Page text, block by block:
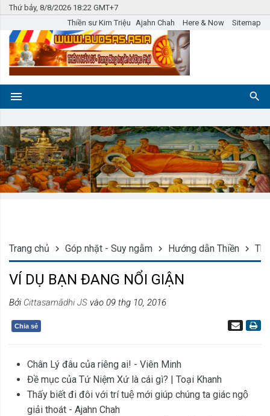
Thứ bảy, 8/8/2026 18:22 GMT+7
Thiền sư Kim Triệu Ajahn Chah Here & Now Sitemap
Trang chủ Góp nhặt - Suy ngẫm Hướng dẫn Thiền
VÍ DỤ BẠN ĐANG NỔI GIẬN
Bởi Cittasamādhi JS vào 09 thg 10, 2016
Chia sẻ
Chân Lý đâu của riêng ai! - Viên Minh
Đề mục của Tứ Niệm Xứ là cái gì? | Toại Khanh
Thấy biết đi đôi với trí tuệ mới giúp chúng ta giác ngộ
giải thoát - Ajahn Chah